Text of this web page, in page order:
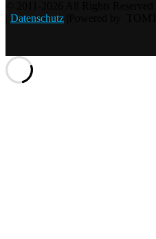
Datenschutz